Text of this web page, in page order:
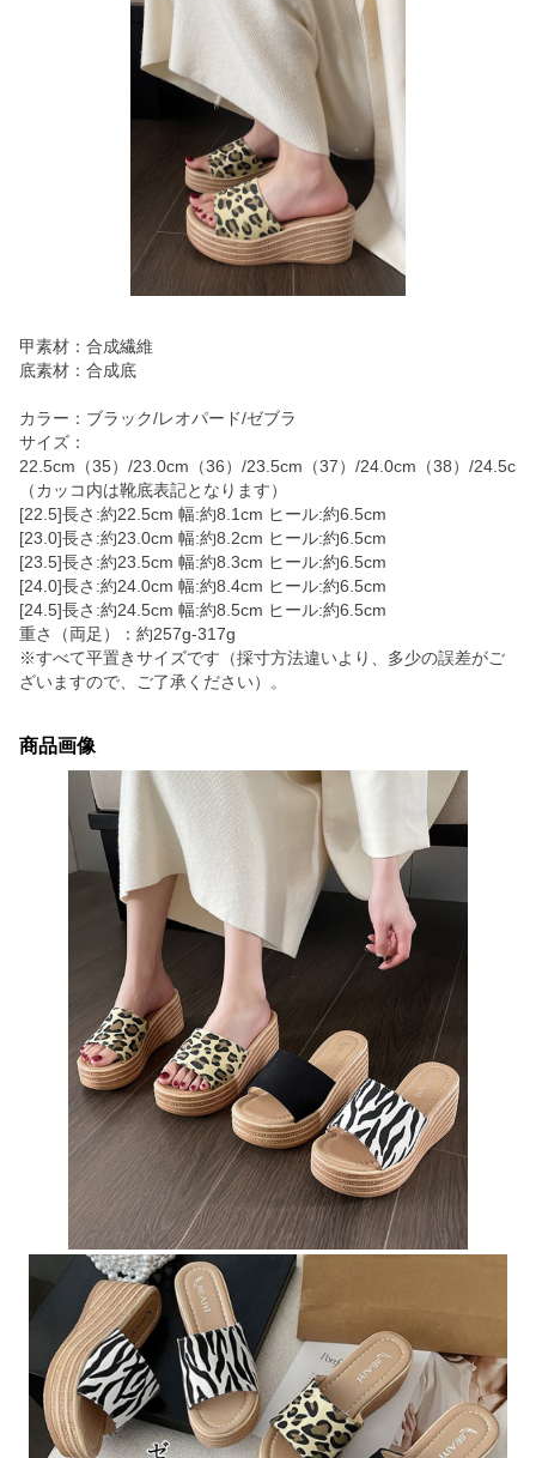
甲素材：合成繊維
底素材：合成底
カラー：ブラック/レオパード/ゼブラ
サイズ：
22.5cm（35）/23.0cm（36）/23.5cm（37）/24.0cm（38）/24.5cm
（カッコ内は靴底表記となります）
[22.5]長さ:約22.5cm 幅:約8.1cm ヒール:約6.5cm
[23.0]長さ:約23.0cm 幅:約8.2cm ヒール:約6.5cm
[23.5]長さ:約23.5cm 幅:約8.3cm ヒール:約6.5cm
[24.0]長さ:約24.0cm 幅:約8.4cm ヒール:約6.5cm
[24.5]長さ:約24.5cm 幅:約8.5cm ヒール:約6.5cm
重さ（両足）：約257g-317g
※すべて平置きサイズです（採寸方法違いより、多少の誤差がご
ざいますので、ご了承ください）。
商品画像